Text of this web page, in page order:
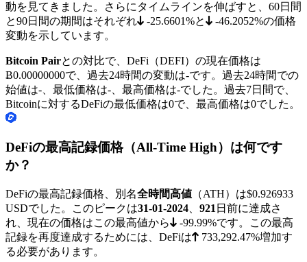
動を見てきました。さらにタイムラインを伸ばすと、60日間
と90日間の期間はそれぞれ
-25.6601%と -46.2052%の価格
変動を示しています。
Bitcoin Pairとの対比で、DeFi（DEFI）の現在価格は
Ƀ0.00000000で、過去24時間の変動は-です。過去24時間での
始値は-、最低価格は- 、最高価格は-でした。過去7日間で、
Bitcoinに対するDeFiの最低価格は0で、最高価格は0でした。
DeFiの最高記録価格（All-Time High）は何です
か？
DeFiの最高記録価格、別名全時間高値 （ATH）は$0.926933
USDでした。このピークは31-01-2024 921 日前に達成さ
れ、現在の価格はこの最高値から
-99.99%です。この最高
記録を再度達成するためには、DeFiは
733,292.47%増加す
る必要があります。